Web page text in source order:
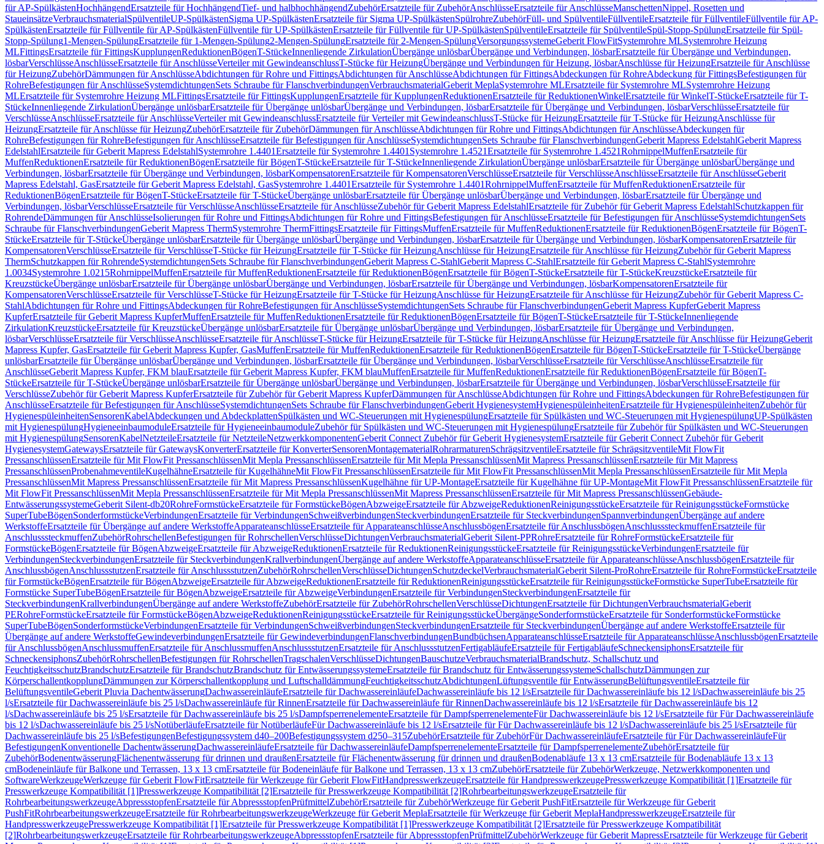
für AP-SpülkästenHochhängendErsatzteile für HochhängendTief- und halbhochhängendZubehörErsatzteile für ZubehörAnschlüsseErsatzteile für AnschlüsseManschettenNippel, Rosetten und
StaueinsätzeVerbrauchsmaterialSpülventileUP-SpülkästenSigma UP-SpülkästenErsatzteile für Sigma UP-SpülkästenSpülrohreZubehörFüll- und SpülventileFüllventileErsatzteile für FüllventileFüllventile für AP-
SpülkästenErsatzteile für Füllventile für AP-SpülkästenFüllventile für UP-SpülkästenErsatzteile für Füllventile für UP-SpülkästenSpülventileErsatzteile für SpülventileSpül-Stopp-SpülungErsatzteile für Spül-
Stopp-Spülung1-Mengen-SpülungErsatzteile für 1-Mengen-Spülung2-Mengen-SpülungErsatzteile für 2-Mengen-SpülungVersorgungssystemeGeberit FlowFitSystemrohre MLSystemrohre Heizung
MLFittingsErsatzteile für FittingsKupplungenReduktionenBögenT-StückeInnenliegende ZirkulationÜbergänge unlösbarÜbergänge und Verbindungen, lösbarErsatzteile für Übergänge und Verbindungen,
lösbarVerschlüsseAnschlüsseErsatzteile für AnschlüsseVerteiler mit GewindeanschlussT-Stücke für HeizungÜbergänge und Verbindungen für Heizung, lösbarAnschlüsse für HeizungErsatzteile für Anschlüsse
für HeizungZubehörDämmungen für AnschlüsseAbdichtungen für Rohre und FittingsAbdichtungen für AnschlüsseAbdichtungen für FittingsAbdeckungen für RohreAbdeckung für FittingsBefestigungen für
RohreBefestigungen für AnschlüsseSystemdichtungenSets Schraube für FlanschverbindungenVerbrauchsmaterialGeberit MeplaSystemrohre MLErsatzteile für Systemrohre MLSystemrohre Heizung
MLErsatzteile für Systemrohre Heizung MLFittingsErsatzteile für FittingsKupplungenErsatzteile für KupplungenReduktionenErsatzteile für ReduktionenWinkelErsatzteile für WinkelT-StückeErsatzteile für T-
StückeInnenliegende ZirkulationÜbergänge unlösbarErsatzteile für Übergänge unlösbarÜbergänge und Verbindungen, lösbarErsatzteile für Übergänge und Verbindungen, lösbarVerschlüsseErsatzteile für
VerschlüsseAnschlüsseErsatzteile für AnschlüsseVerteiler mit GewindeanschlussErsatzteile für Verteiler mit GewindeanschlussT-Stücke für HeizungErsatzteile für T-Stücke für HeizungAnschlüsse für
HeizungErsatzteile für Anschlüsse für HeizungZubehörErsatzteile für ZubehörDämmungen für AnschlüsseAbdichtungen für Rohre und FittingsAbdichtungen für AnschlüsseAbdeckungen für
RohreBefestigungen für RohreBefestigungen für AnschlüsseErsatzteile für Befestigungen für AnschlüsseSystemdichtungenSets Schraube für FlanschverbindungenGeberit Mapress EdelstahlGeberit Mapress
EdelstahlErsatzteile für Geberit Mapress EdelstahlSystemrohre 1.4401Ersatzteile für Systemrohre 1.4401 Systemrohre 1.4521Ersatzteile für Systemrohre 1.4521RohrnippelMuffenErsatzteile für
MuffenReduktionenErsatzteile für ReduktionenBögenErsatzteile für BögenT-StückeErsatzteile für T-StückeInnenliegende ZirkulationÜbergänge unlösbarErsatzteile für Übergänge unlösbarÜbergänge und
Verbindungen, lösbarErsatzteile für Übergänge und Verbindungen, lösbarKompensatorenErsatzteile für KompensatorenVerschlüsseErsatzteile für VerschlüsseAnschlüsseErsatzteile für AnschlüsseGeberit
Mapress Edelstahl, GasErsatzteile für Geberit Mapress Edelstahl, GasSystemrohre 1.4401Ersatzteile für Systemrohre 1.4401RohrnippelMuffenErsatzteile für MuffenReduktionenErsatzteile für
ReduktionenBögenErsatzteile für BögenT-StückeErsatzteile für T-StückeÜbergänge unlösbarErsatzteile für Übergänge unlösbarÜbergänge und Verbindungen, lösbarErsatzteile für Übergänge und
Verbindungen, lösbarVerschlüsseErsatzteile für VerschlüsseAnschlüsseErsatzteile für AnschlüsseZubehör für Geberit Mapress EdelstahlErsatzteile für Zubehör für Geberit Mapress EdelstahlSchutzkappen für
RohrendeDämmungen für AnschlüsseIsolierungen für Rohre und FittingsAbdichtungen für Rohre und FittingsBefestigungen für AnschlüsseErsatzteile für Befestigungen für AnschlüsseSystemdichtungenSets
Schraube für FlanschverbindungenGeberit Mapress ThermSystemrohre ThermFittingsErsatzteile für FittingsMuffenErsatzteile für MuffenReduktionenErsatzteile für ReduktionenBögenErsatzteile für BögenT-
StückeErsatzteile für T-StückeÜbergänge unlösbarErsatzteile für Übergänge unlösbarÜbergänge und Verbindungen, lösbarErsatzteile für Übergänge und Verbindungen, lösbarKompensatorenErsatzteile für
KompensatorenVerschlüsseErsatzteile für VerschlüsseT-Stücke für HeizungErsatzteile für T-Stücke für HeizungAnschlüsse für HeizungErsatzteile für Anschlüsse für HeizungZubehör für Geberit Mapress
ThermSchutzkappen für RohrendeSystemdichtungenSets Schraube für FlanschverbindungenGeberit Mapress C-StahlGeberit Mapress C-StahlErsatzteile für Geberit Mapress C-StahlSystemrohre
1.0034Systemrohre 1.0215RohrnippelMuffenErsatzteile für MuffenReduktionenErsatzteile für ReduktionenBögenErsatzteile für BögenT-StückeErsatzteile für T-StückeKreuzstückeErsatzteile für
KreuzstückeÜbergänge unlösbarErsatzteile für Übergänge unlösbarÜbergänge und Verbindungen, lösbarErsatzteile für Übergänge und Verbindungen, lösbarKompensatorenErsatzteile für
KompensatorenVerschlüsseErsatzteile für VerschlüsseT-Stücke für HeizungErsatzteile für T-Stücke für HeizungAnschlüsse für HeizungErsatzteile für Anschlüsse für HeizungZubehör für Geberit Mapress C-
StahlAbdichtungen für Rohre und FittingsAbdeckungen für RohreBefestigungen für AnschlüsseSystemdichtungenSets Schraube für FlanschverbindungenGeberit Mapress KupferGeberit Mapress
KupferErsatzteile für Geberit Mapress KupferMuffenErsatzteile für MuffenReduktionenErsatzteile für ReduktionenBögenErsatzteile für BögenT-StückeErsatzteile für T-StückeInnenliegende
ZirkulationKreuzstückeErsatzteile für KreuzstückeÜbergänge unlösbarErsatzteile für Übergänge unlösbarÜbergänge und Verbindungen, lösbarErsatzteile für Übergänge und Verbindungen,
lösbarVerschlüsseErsatzteile für VerschlüsseAnschlüsseErsatzteile für AnschlüsseT-Stücke für HeizungErsatzteile für T-Stücke für HeizungAnschlüsse für HeizungErsatzteile für Anschlüsse für HeizungGeberit
Mapress Kupfer, GasErsatzteile für Geberit Mapress Kupfer, GasMuffenErsatzteile für MuffenReduktionenErsatzteile für ReduktionenBögenErsatzteile für BögenT-StückeErsatzteile für T-StückeÜbergänge
unlösbarErsatzteile für Übergänge unlösbarÜbergänge und Verbindungen, lösbarErsatzteile für Übergänge und Verbindungen, lösbarVerschlüsseErsatzteile für VerschlüsseAnschlüsseErsatzteile für
AnschlüsseGeberit Mapress Kupfer, FKM blauErsatzteile für Geberit Mapress Kupfer, FKM blauMuffenErsatzteile für MuffenReduktionenErsatzteile für ReduktionenBögenErsatzteile für BögenT-
StückeErsatzteile für T-StückeÜbergänge unlösbarErsatzteile für Übergänge unlösbarÜbergänge und Verbindungen, lösbarErsatzteile für Übergänge und Verbindungen, lösbarVerschlüsseErsatzteile für
VerschlüsseZubehör für Geberit Mapress KupferErsatzteile für Zubehör für Geberit Mapress KupferDämmungen für AnschlüsseAbdichtungen für Rohre und FittingsAbdeckungen für RohreBefestigungen für
AnschlüsseErsatzteile für Befestigungen für AnschlüsseSystemdichtungenSets Schraube für FlanschverbindungenGeberit HygienesystemHygienespüleinheitenErsatzteile für HygienespüleinheitenZubehör für
HygienespüleinheitenSensorenKabelAbdeckungen und AbdeckplattenSpülkästen und WC-Steuerungen mit HygienespülungErsatzteile für Spülkästen und WC-Steuerungen mit HygienespülungUP-Spülkästen
mit HygienespülungHygieneeinbaumoduleErsatzteile für HygieneeinbaumoduleZubehör für Spülkästen und WC-Steuerungen mit HygienespülungErsatzteile für Zubehör für Spülkästen und WC-Steuerungen
mit HygienespülungSensorenKabelNetzteileErsatzteile für NetzteileNetzwerkkomponentenGeberit Connect Zubehör für Geberit HygienesystemErsatzteile für Geberit Connect Zubehör für Geberit
HygienesystemGatewaysErsatzteile für GatewaysKonverterErsatzteile für KonverterSensorenMontagematerialRohrarmaturenSchrägsitzventileErsatzteile für SchrägsitzventileMit FlowFit
PressanschlüssenErsatzteile für Mit FlowFit PressanschlüssenMit Mepla PressanschlüssenErsatzteile für Mit Mepla PressanschlüssenMit Mapress PressanschlüssenErsatzteile für Mit Mapress
PressanschlüssenProbenahmeventileKugelhähneErsatzteile für KugelhähneMit FlowFit PressanschlüssenErsatzteile für Mit FlowFit PressanschlüssenMit Mepla PressanschlüssenErsatzteile für Mit Mepla
PressanschlüssenMit Mapress PressanschlüssenErsatzteile für Mit Mapress PressanschlüssenKugelhähne für UP-MontageErsatzteile für Kugelhähne für UP-MontageMit FlowFit PressanschlüssenErsatzteile für
Mit FlowFit PressanschlüssenMit Mepla PressanschlüssenErsatzteile für Mit Mepla PressanschlüssenMit Mapress PressanschlüssenErsatzteile für Mit Mapress PressanschlüssenGebäude-
EntwässerungssystemeGeberit Silent-db20RohreFormstückeErsatzteile für FormstückeBögenAbzweigeErsatzteile für AbzweigeReduktionenReinigungsstückeErsatzteile für ReinigungsstückeFormstücke
SuperTubeBögenSonderformstückeVerbindungenErsatzteile für VerbindungenSchweißverbindungenSteckverbindungenErsatzteile für SteckverbindungenSpannverbindungenÜbergänge auf andere
WerkstoffeErsatzteile für Übergänge auf andere WerkstoffeApparateanschlüsseErsatzteile für ApparateanschlüsseAnschlussbögenErsatzteile für AnschlussbögenAnschlusssteckmuffenErsatzteile für
AnschlusssteckmuffenZubehörRohrschellenBefestigungen für RohrschellenVerschlüsseDichtungenVerbrauchsmaterialGeberit Silent-PPRohreErsatzteile für RohreFormstückeErsatzteile für
FormstückeBögenErsatzteile für BögenAbzweigeErsatzteile für AbzweigeReduktionenErsatzteile für ReduktionenReinigungsstückeErsatzteile für ReinigungsstückeVerbindungenErsatzteile für
VerbindungenSteckverbindungenErsatzteile für SteckverbindungenKrallverbindungenÜbergänge auf andere WerkstoffeApparateanschlüsseErsatzteile für ApparateanschlüsseAnschlussbögenErsatzteile für
AnschlussbögenAnschlussstutzenErsatzteile für AnschlussstutzenZubehörRohrschellenVerschlüsseDichtungenSchutzdeckelVerbrauchsmaterialGeberit Silent-ProRohreErsatzteile für RohreFormstückeErsatzteile
für FormstückeBögenErsatzteile für BögenAbzweigeErsatzteile für AbzweigeReduktionenErsatzteile für ReduktionenReinigungsstückeErsatzteile für ReinigungsstückeFormstücke SuperTubeErsatzteile für
Formstücke SuperTubeBögenErsatzteile für BögenAbzweigeErsatzteile für AbzweigeVerbindungenErsatzteile für VerbindungenSteckverbindungenErsatzteile für
SteckverbindungenKrallverbindungenÜbergänge auf andere WerkstoffeZubehörErsatzteile für ZubehörRohrschellenVerschlüsseDichtungenErsatzteile für DichtungenVerbrauchsmaterialGeberit
PERohreFormstückeErsatzteile für FormstückeBögenAbzweigeReduktionenReinigungsstückeErsatzteile für ReinigungsstückeÜbergängeSonderformstückeErsatzteile für SonderformstückeFormstücke
SuperTubeBögenSonderformstückeVerbindungenErsatzteile für VerbindungenSchweißverbindungenSteckverbindungenErsatzteile für SteckverbindungenÜbergänge auf andere WerkstoffeErsatzteile für
Übergänge auf andere WerkstoffeGewindeverbindungenErsatzteile für GewindeverbindungenFlanschverbindungenBundbüchsenApparateanschlüsseErsatzteile für ApparateanschlüsseAnschlussbögenErsatzteile
für AnschlussbögenAnschlussmuffenErsatzteile für AnschlussmuffenAnschlussstutzenErsatzteile für AnschlussstutzenFertigabläufeErsatzteile für FertigabläufeSchneckensiphonsErsatzteile für
SchneckensiphonsZubehörRohrschellenBefestigungen für RohrschellenTragschalenVerschlüsseDichtungenBauschutzeVerbrauchsmaterialBrandschutz, Schallschutz und
FeuchtigkeitsschutzBrandschutzErsatzteile für BrandschutzBrandschutz für EntwässerungssystemeErsatzteile für Brandschutz für EntwässerungssystemeSchallschutzDämmungen zur
KörperschallentkopplungDämmungen zur Körperschallentkopplung und LuftschalldämmungFeuchtigkeitsschutzAbdichtungenLüftungsventile für EntwässerungBelüftungsventileErsatzteile für
BelüftungsventileGeberit Pluvia DachentwässerungDachwassereinläufeErsatzteile für DachwassereinläufeDachwassereinläufe bis 12 l/sErsatzteile für Dachwassereinläufe bis 12 l/sDachwassereinläufe bis 25
l/sErsatzteile für Dachwassereinläufe bis 25 l/sDachwassereinläufe für RinnenErsatzteile für Dachwassereinläufe für RinnenDachwassereinläufe bis 12 l/sErsatzteile für Dachwassereinläufe bis 12
l/sDachwassereinläufe bis 25 l/sErsatzteile für Dachwassereinläufe bis 25 l/sDampfsperrenelementeErsatzteile für DampfsperrenelementeFür Dachwassereinläufe bis 12 l/sErsatzteile für Für Dachwassereinläufe
bis 12 l/sDachwassereinläufe bis 25 l/sNotüberläufeErsatzteile für NotüberläufeFür Dachwassereinläufe bis 12 l/sErsatzteile für Für Dachwassereinläufe bis 12 l/sDachwassereinläufe bis 25 l/sErsatzteile für
Dachwassereinläufe bis 25 l/sBefestigungenBefestigungssystem d40–200Befestigungssystem d250–315ZubehörErsatzteile für ZubehörFür DachwassereinläufeErsatzteile für Für DachwassereinläufeFür
BefestigungenKonventionelle DachentwässerungDachwassereinläufeErsatzteile für DachwassereinläufeDampfsperrenelementeErsatzteile für DampfsperrenelementeZubehörErsatzteile für
ZubehörBodenentwässerungFlächenentwässerung für drinnen und draußenErsatzteile für Flächenentwässerung für drinnen und draußenBodenabläufe 13 x 13 cmErsatzteile für Bodenabläufe 13 x 13
cmBodeneinläufe für Balkone und Terrassen, 13 x 13 cmErsatzteile für Bodeneinläufe für Balkone und Terrassen, 13 x 13 cmZubehörErsatzteile für ZubehörWerkzeuge, Netzwerkkomponenten und
SoftwareWerkzeugeWerkzeuge für Geberit FlowFitErsatzteile für Werkzeuge für Geberit FlowFitHandpresswerkzeugeErsatzteile für HandpresswerkzeugePresswerkzeuge Kompatibilität [1]Ersatzteile für
Presswerkzeuge Kompatibilität [1]Presswerkzeuge Kompatibilität [2]Ersatzteile für Presswerkzeuge Kompatibilität [2]RohrbearbeitungswerkzeugeErsatzteile für
RohrbearbeitungswerkzeugeAbpressstopfenErsatzteile für AbpressstopfenPrüfmittelZubehörErsatzteile für ZubehörWerkzeuge für Geberit PushFitErsatzteile für Werkzeuge für Geberit
PushFitRohrbearbeitungswerkzeugeErsatzteile für RohrbearbeitungswerkzeugeWerkzeuge für Geberit MeplaErsatzteile für Werkzeuge für Geberit MeplaHandpresswerkzeugeErsatzteile für
HandpresswerkzeugePresswerkzeuge Kompatibilität [1]Ersatzteile für Presswerkzeuge Kompatibilität [1]Presswerkzeuge Kompatibilität [2]Ersatzteile für Presswerkzeuge Kompatibilität
[2]RohrbearbeitungswerkzeugeErsatzteile für RohrbearbeitungswerkzeugeAbpressstopfenErsatzteile für AbpressstopfenPrüfmittelZubehörWerkzeuge für Geberit MapressErsatzteile für Werkzeuge für Geberit